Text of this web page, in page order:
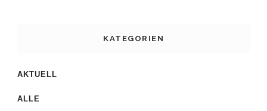
KATEGORIEN
AKTUELL
ALLE